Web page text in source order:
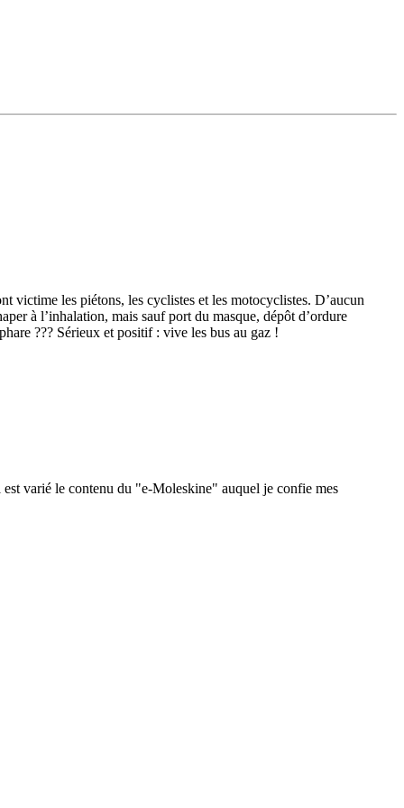
victime les piétons, les cyclistes et les motocyclistes. D’aucun
à l’inhalation, mais sauf port du masque, dépôt d’ordure
??? Sérieux et positif : vive les bus au gaz !
varié le contenu du "e-Moleskine" auquel je confie mes